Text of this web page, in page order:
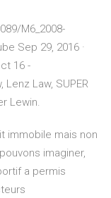
M6_2008-
Sep 29, 2016 ·
16 -
Law, SUPER
Lewin.
immobile mais non
imaginer,
a permis